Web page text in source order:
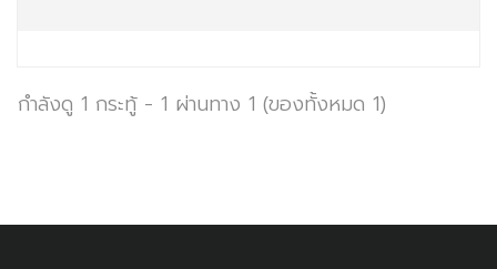
กำลังดู 1 กระทู้ - 1 ผ่านทาง 1 (ของทั้งหมด 1)